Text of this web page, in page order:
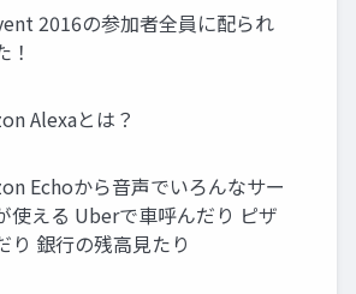
2016の参加者全員に配られ
！
Alexaとは？
Echoから音声でいろんなサー
使える Uberで車呼んだり ピザ
り 銀行の残高見たり